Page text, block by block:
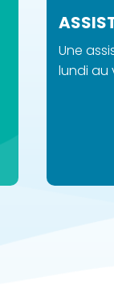
Une
lundi au